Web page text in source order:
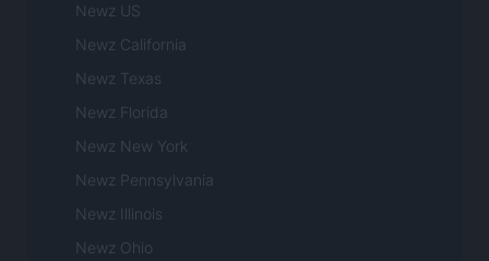
Newz US
Newz California
Newz Texas
Newz Florida
Newz New York
Newz Pennsylvania
Newz Illinois
Newz Ohio